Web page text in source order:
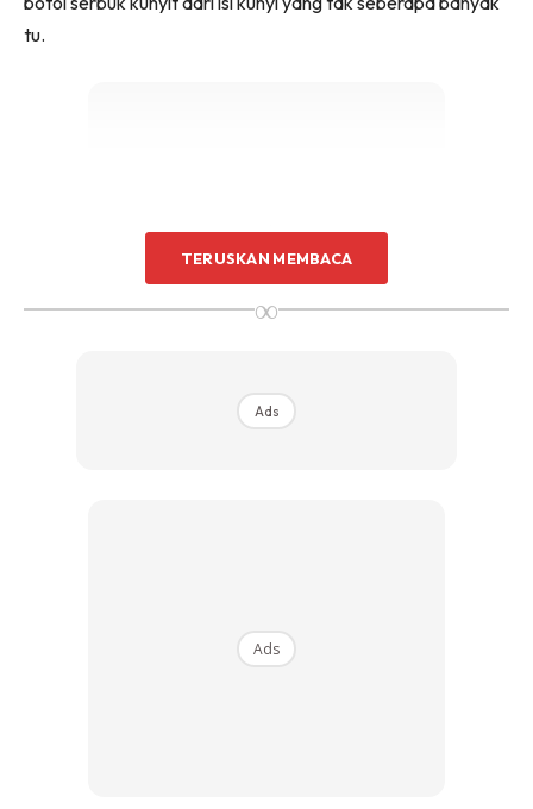
tu.
Ads
Warna dan aroma kunyit buatan sendiri lebih terang dan
kupas kulitnya. Kalau guna berus pasti bersih.
TERUSKAN MEMBACA
∞
Ads
Ads